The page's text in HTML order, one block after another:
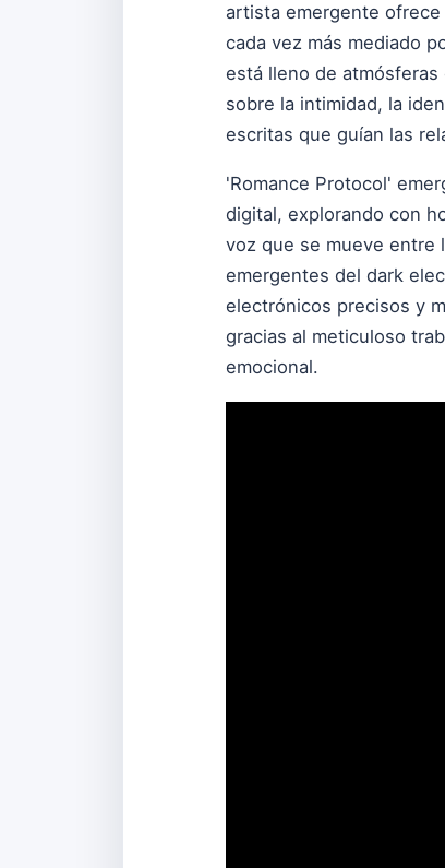
artista emergente
cada vez más mediado
está lleno de
sobre la intimidad, la
escritas que guían las
'Romance Protocol'
digital, explorando con
voz que se mueve entre
emergentes del dark
electrónicos precisos y
gracias al meticuloso
emocional.